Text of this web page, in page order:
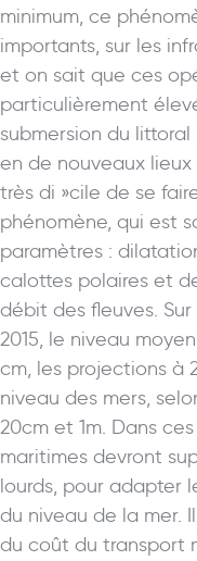
minimum, ce
importants, sur les
et on sait que ces
particulièrement
submersion du
en de nouveaux
très di »cile de se
phénomène, qui est
paramètres :
calottes polaires et
débit des fleuves.
2015, le niveau
cm, les projections à
niveau des mers,
20cm et 1m. Dans
maritimes devront
lourds, pour adapter
du niveau de la mer.
du coût du transport